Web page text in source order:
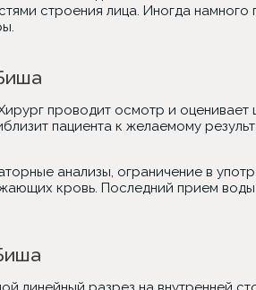
строения лица. Иногда намного
проводит осмотр и
пациента к желаемому
анализы, ограничение в
кровь. Последний прием